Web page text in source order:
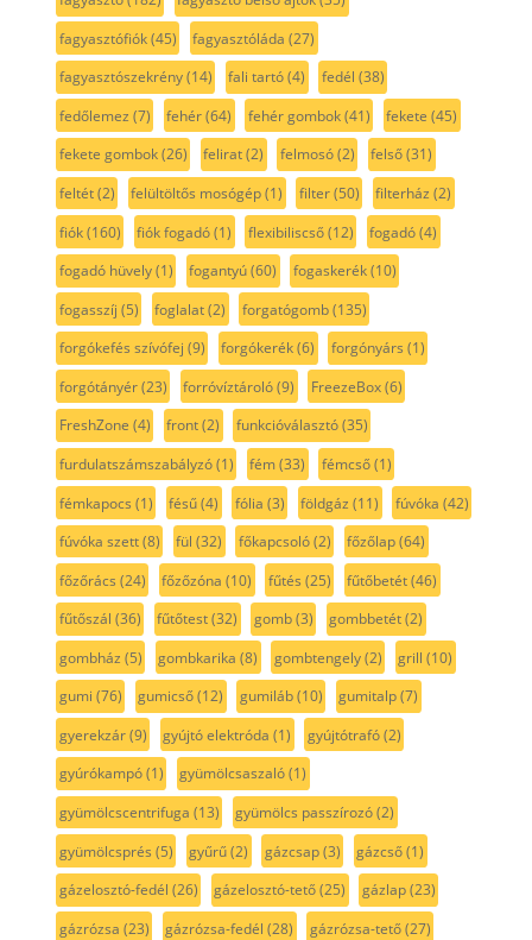
fagyasztófiók(45) fagyasztóláda (27)
fagyasztószekrény(14) fali tartó(4) fedél (38)
fedőlemez (7) fehér(64) fehér gombok(41) fekete (45)
fekete gombok(26) felirat(2) felmosó(2) felső(31)
feltét(2) felültöltős mosógép(1) filter(50) filterház (2)
fiók(160) fiók fogadó(1) flexibiliscső(12) fogadó(4)
fogadó hüvely(1) fogantyú(60) fogaskerék(10)
fogasszíj (5) foglalat(2) forgatógomb(135)
forgókefés szívófej (9) forgókerék(6) forgónyárs (1)
forgótányér(23) forróvíztároló(9) FreezeBox(6)
FreshZone (4) front(2) funkcióválasztó(35)
furdulatszámszabályzó(1) fém(33) fémcső(1)
fémkapocs (1) fésű(4) fólia (3) földgáz (11) fúvóka (42)
fúvóka szett(8) fül (32) főkapcsoló(2) főzőlap(64)
főzőrács (24) főzőzóna (10) fűtés (25) fűtőbetét(46)
fűtőszál (36) fűtőtest(32) gomb(3) gombbetét(2)
gombház (5) gombkarika (8) gombtengely(2) grill (10)
gumi (76) gumicső(12) gumiláb(10) gumitalp(7)
gyerekzár(9) gyújtó elektróda (1) gyújtótrafó(2)
gyúrókampó(1) gyümölcsaszaló(1)
gyümölcscentrifuga (13) gyümölcs passzírozó(2)
gyümölcsprés (5) gyűrű(2) gázcsap(3) gázcső(1)
gázelosztó-fedél (26) gázelosztó-tető(25) gázlap(23)
gázrózsa (23) gázrózsa-fedél (28) gázrózsa-tető(27)